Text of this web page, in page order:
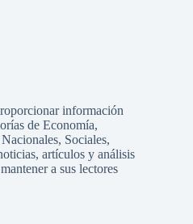
información
de Economía,
Sociales,
artículos y análisis
a sus lectores